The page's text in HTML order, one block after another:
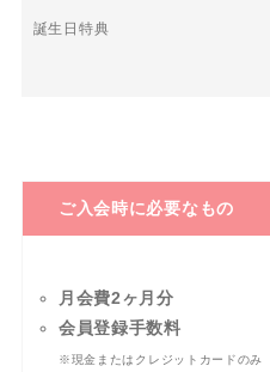
誕生日特典
ご入会時に必要なもの
月会費2ヶ月分
会員登録手数料
※現金またはクレジットカードのみ